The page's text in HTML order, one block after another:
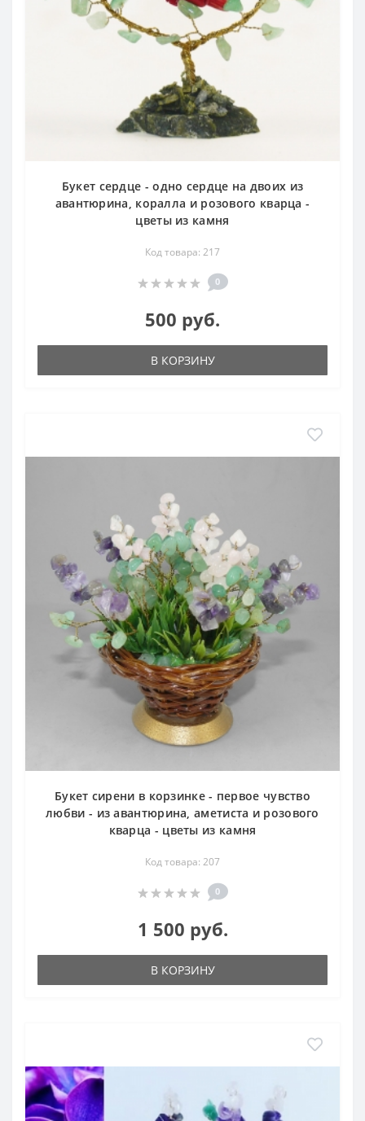
Букет сердце - одно сердце на двоих из
авантюрина, коралла и розового кварца -
цветы из камня
Код товара: 217
0
500 руб.
В КОРЗИНУ
Букет сирени в корзинке - первое чувство
любви - из авантюрина, аметиста и розового
кварца - цветы из камня
Код товара: 207
0
1 500 руб.
В КОРЗИНУ